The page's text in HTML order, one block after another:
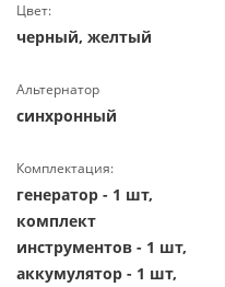
Цвет:
черный, желтый
Альтернатор
синхронный
Комплектация:
генератор - 1 шт,
комплект
инструментов - 1 шт,
аккумулятор - 1 шт,